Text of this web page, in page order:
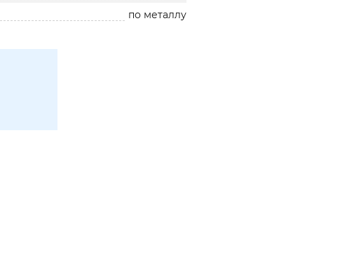
по металлу